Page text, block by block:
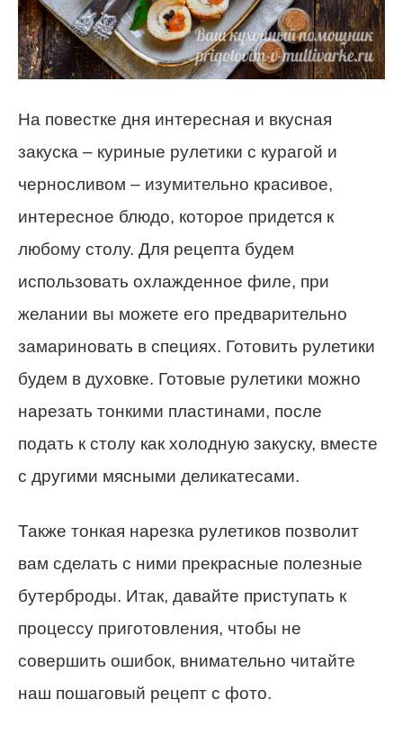
На повестке дня интересная и вкусная
закуска – куриные рулетики с курагой и
черносливом – изумительно красивое,
интересное блюдо, которое придется к
любому столу. Для рецепта будем
использовать охлажденное филе, при
желании вы можете его предварительно
замариновать в специях. Готовить рулетики
будем в духовке. Готовые рулетики можно
нарезать тонкими пластинами, после
подать к столу как холодную закуску, вместе
с другими мясными деликатесами.
Также тонкая нарезка рулетиков позволит
вам сделать с ними прекрасные полезные
бутерброды. Итак, давайте приступать к
процессу приготовления, чтобы не
совершить ошибок, внимательно читайте
наш пошаговый рецепт с фото.